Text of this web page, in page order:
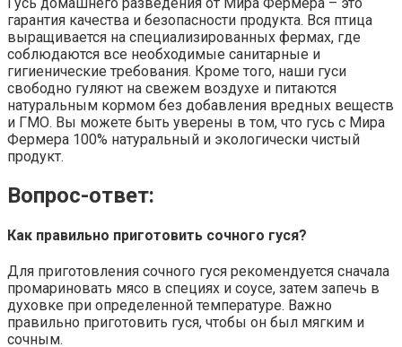
гарантия качества и безопасности продукта. Вся птица
выращивается на специализированных фермах, где
соблюдаются все необходимые санитарные и
гигиенические требования. Кроме того, наши гуси
свободно гуляют на свежем воздухе и питаются
натуральным кормом без добавления вредных веществ
и ГМО. Вы можете быть уверены в том, что гусь с Мира
Фермера 100% натуральный и экологически чистый
продукт.
Вопрос-ответ:
Как правильно приготовить сочного гуся?
Для приготовления сочного гуся рекомендуется сначала
промариновать мясо в специях и соусе, затем запечь в
духовке при определенной температуре. Важно
правильно приготовить гуся, чтобы он был мягким и
сочным.